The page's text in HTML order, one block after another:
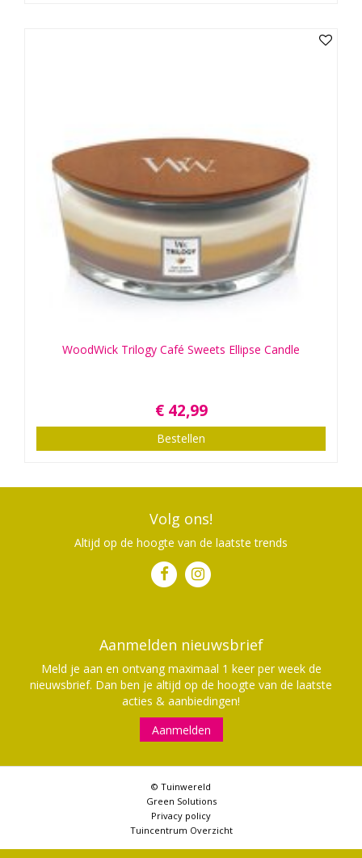
WoodWick Trilogy Café Sweets Ellipse Candle
€ 42,99
Bestellen
Volg ons!
Altijd op de hoogte van de laatste trends
Aanmelden nieuwsbrief
Meld je aan en ontvang maximaal 1 keer per week de
nieuwsbrief. Dan ben je altijd op de hoogte van de laatste
acties & aanbiedingen!
Aanmelden
© Tuinwereld
Green Solutions
Privacy policy
Tuincentrum Overzicht